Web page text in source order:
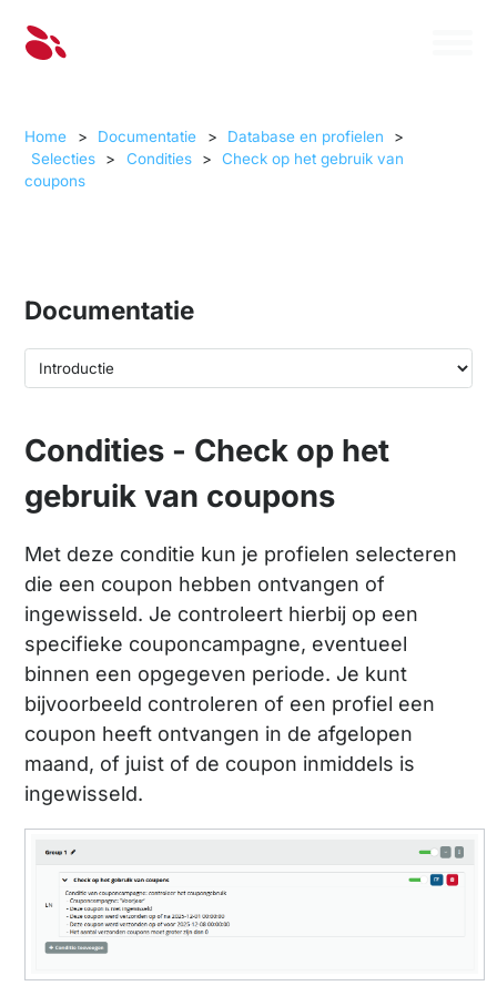
Home > Documentatie > Database en profielen
>
Selecties
> Condities >
Check op het gebruik van
coupons
Documentatie
Condities - Check op het
gebruik van coupons
Met deze conditie kun je profielen selecteren
die een coupon hebben ontvangen of
ingewisseld. Je controleert hierbij op een
specifieke couponcampagne, eventueel
binnen een opgegeven periode. Je kunt
bijvoorbeeld controleren of een profiel een
coupon heeft ontvangen in de afgelopen
maand, of juist of de coupon inmiddels is
ingewisseld.